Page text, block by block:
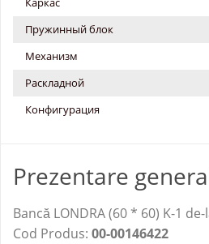
Пружинный блок
Механизм
Раскладной
Конфигурация
Prezentare
Bancă LONDRA (60 * 60) K-1
Cod Produs: 00-00146422